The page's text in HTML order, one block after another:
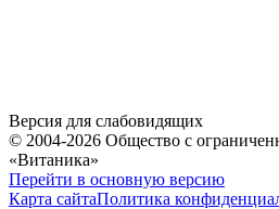
Версия для слабовидящих
© 2004-2026 Общество с
«Витаника»
Перейти в основную версию
Карта сайтаПолитика